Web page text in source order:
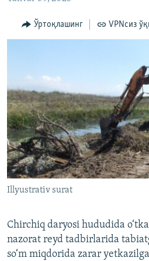
ИЖТИМОИЙ ТАРМОҚЛАР
Озодлик бошқа тилларда
Ўртоқлашинг VPNсиз
Illyustrativ surat
Chirchiq daryosi hududida
nazorat reyd tadbirlarida
so‘m miqdorida zarar